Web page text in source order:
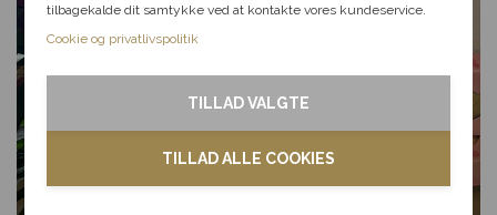
tilbagekalde dit samtykke ved at kontakte vores kundeservice.
Cookie og privatlivspolitik
TILLAD ALLE COOKIES
TILLAD VALGTE
Kondolence
Blomster til hjemmet